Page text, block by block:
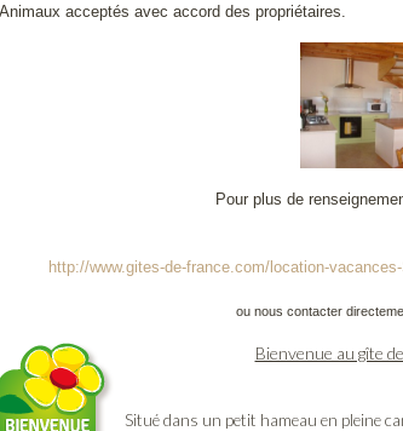
acceptés avec accord des propriétaires.
Pour plus de
http://www.gites-de-france.com/location-
ou nous contacter
Bienvenue au gîte
Situé dans un petit hameau en pleine